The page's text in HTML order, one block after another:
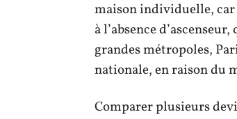
maison individuelle,
à l’absence
grandes métropoles,
nationale, en raison du
Comparer plusieurs